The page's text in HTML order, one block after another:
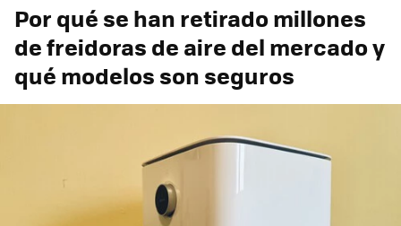
Por qué se han retirado millones
de freidoras de aire del mercado y
qué modelos son seguros